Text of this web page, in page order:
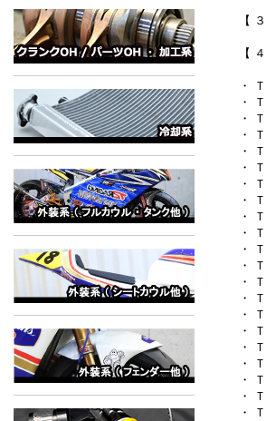
【
【
・
・
・
・
・
・
・
・
・
・
・
・
・
・
・
・
・
・
・
・
・